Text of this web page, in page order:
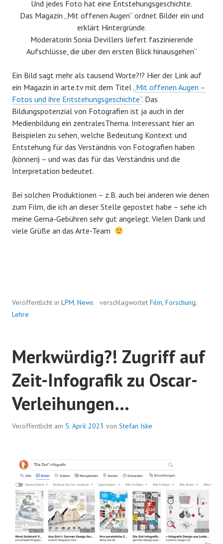
Und jedes Foto hat eine Entstehungsgeschichte.
Das Magazin „Mit offenen Augen“ ordnet Bilder ein und
erklärt Hintergründe.
Moderatorin Sonia Devillers liefert faszinierende
Aufschlüsse, die über den ersten Blick hinausgehen“
Ein Bild sagt mehr als tausend Worte?!? Hier der Link auf
ein Magazin in arte.tv mit dem Titel„Mit offenen Augen –
Fotos und ihre Entstehungsgeschichte“. Das
Bildungspotenzial von Fotografien ist ja auch in der
Medienbildung ein zentralesThema. Interessant hier an
Beispielen zu sehen, welche Bedeutung Kontext und
Entstehung für das Verständnis von Fotografien haben
(können) – und was das für das Verständnis und die
Interpretation bedeutet.
Bei solchen Produktionen – z.B. auch bei anderen wie denen
zum Film, die ich an dieser Stelle gepostet habe – sehe ich
meine Gema-Gebühren sehr gut angelegt. Vielen Dank und
viele Grüße an das Arte-Team
Veröffentlicht in LPM, News verschlagwortet Film, Forschung,
Lehre
Merkwürdig?! Zugriff auf
Zeit-Infografik zu Oscar-
Verleihungen…
Veröffentlicht am 5. April 2023 von Stefan Iske